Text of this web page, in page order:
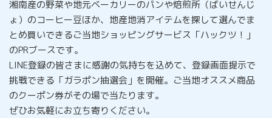
湘南産の野菜や地元ベーカリーのパンや焙煎所（ばいせんじ
ょ）のコーヒー豆ほか、地産地消アイテムを探して選んでま
とめ買いできるご当地ショッピングサービス「ハックツ！」
のPRブースです。
LINE登録の皆さまに感謝の気持ちを込めて、登録画面提示で
挑戦できる「ガラポン抽選会」を開催。ご当地オススメ商品
のクーポン券がその場で当たります。
ぜひお気軽にお立ち寄りください。